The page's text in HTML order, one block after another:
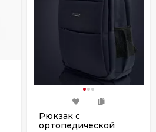
Рюкзак с
ортопедической